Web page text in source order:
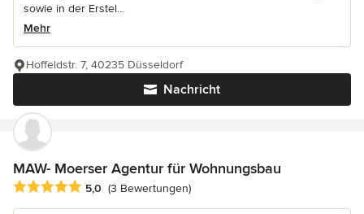
sowie in der Erstel...
Mehr
Nachricht
Hoffeldstr. 7, 40235 Düsseldorf
MAW- Moerser Agentur für Wohnungsbau
Durchschnittliche Bewertung: 5 von 5 Sternen
5,0 (3 Bewertungen)